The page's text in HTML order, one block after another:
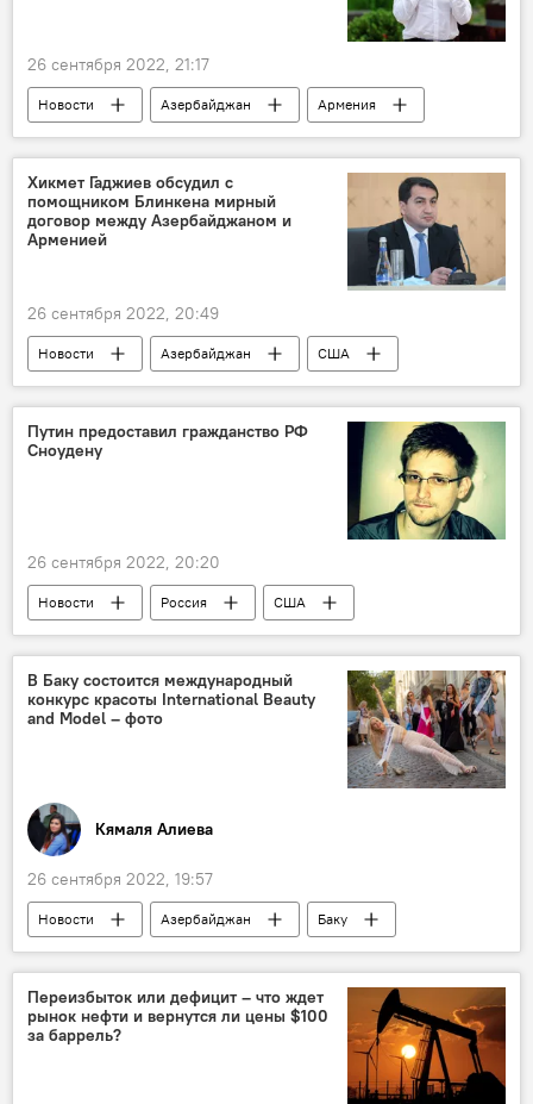
26 сентября 2022, 21:17
Новости Азербайджан
Армения
Франция
Эммануэль Макрон
Ильхам Алиев
Хикмет Гаджиев обсудил с
помощником Блинкена мирный
договор между Азербайджаном и
Арменией
26 сентября 2022, 20:49
Новости Азербайджан
США
Армения
мирный договор
Хикмет Гаджиев
Энтони Блинкен
Путин предоставил гражданство РФ
Сноудену
26 сентября 2022, 20:20
Новости Россия
США
Эдвард Сноуден
ЦРУ АНБ
В Баку состоится международный
конкурс красоты International Beauty
and Model – фото
Кямаля Алиева
26 сентября 2022, 19:57
Новости Азербайджан
Баку
Конкурс красоты
Переизбыток или дефицит – что ждет
рынок нефти и вернутся ли цены $100
за баррель?